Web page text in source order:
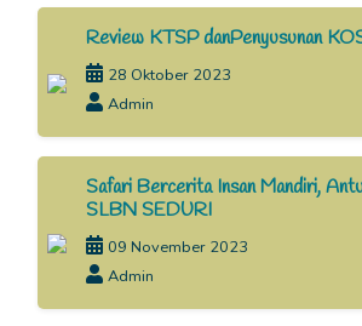
Review KTSP danPenyusunan
28 Oktober 2023
Admin
Safari Bercerita Insan Mandiri,
SLBN SEDURI
09 November 2023
Admin